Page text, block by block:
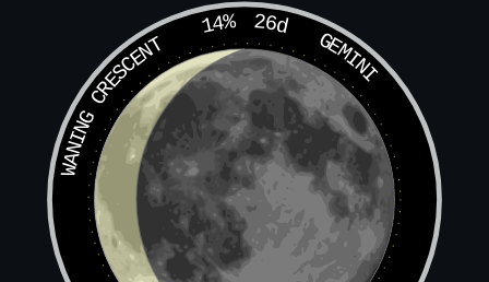
左右，是以不得常来参见，怎么反见责也？”行者道：“你既
是保护，如今那众星、揭谛、伽蓝并我师等，被妖精困在何
方？受甚罪苦？”功曹道：“你师父师弟都吊在宝殿廊下，星
辰等众都收在地窖之间受罪。这两日不闻大圣消息，却才见
妖精又拿了神龙、龟、蛇，又送在地窖里去了，方知是大圣
请来之兵，小神特来寻大圣。大圣莫辞劳倦，千万再急急去
求救援。”行者闻言及此，不觉对功曹滴泪道：“我如今愧上
天宫，羞临海藏！怕问菩萨之原由，愁见如来之玉象！才拿
去者，乃真武师相之龟、蛇、五龙圣众。教我再无方求救，
奈何？”功曹笑道：“大圣宽怀，小神想起一处精兵，请来断
14% 26d
GEMINI
WANING CRESCENT